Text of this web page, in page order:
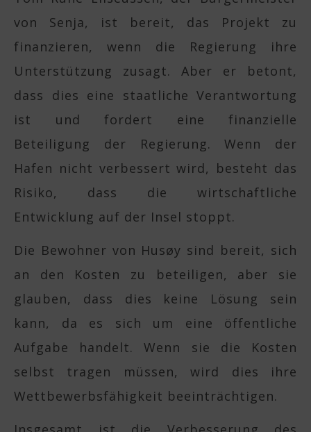
von Senja, ist bereit, das Projekt zu
finanzieren, wenn die Regierung ihre
Unterstützung zusagt. Aber er betont,
dass dies eine staatliche Verantwortung
ist und fordert eine finanzielle
Beteiligung der Regierung. Wenn der
Hafen nicht verbessert wird, besteht das
Risiko, dass die wirtschaftliche
Entwicklung auf der Insel stoppt.
Die Bewohner von Husøy sind bereit, sich
an den Kosten zu beteiligen, aber sie
glauben, dass dies keine Lösung sein
kann, da es sich um eine öffentliche
Aufgabe handelt. Wenn sie die Kosten
selbst tragen müssen, wird dies ihre
Wettbewerbsfähigkeit beeinträchtigen.